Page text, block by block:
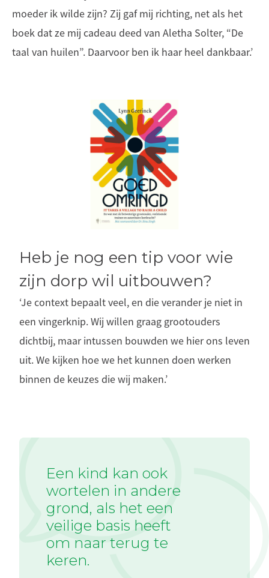
moeder ik wilde zijn? Zij gaf mij richting, net als het
boek dat ze mij cadeau deed van Aletha Solter, “De
taal van huilen”. Daarvoor ben ik haar heel dankbaar.’
Heb je nog een tip voor wie
zijn dorp wil uitbouwen?
‘Je context bepaalt veel, en die verander je niet in
een vingerknip. Wij willen graag grootouders
dichtbij, maar intussen bouwden we hier ons leven
uit. We kijken hoe we het kunnen doen werken
binnen de keuzes die wij maken.’
Een kind kan ook
wortelen in andere
grond, als het een
veilige basis heeft
om naar terug te
keren.